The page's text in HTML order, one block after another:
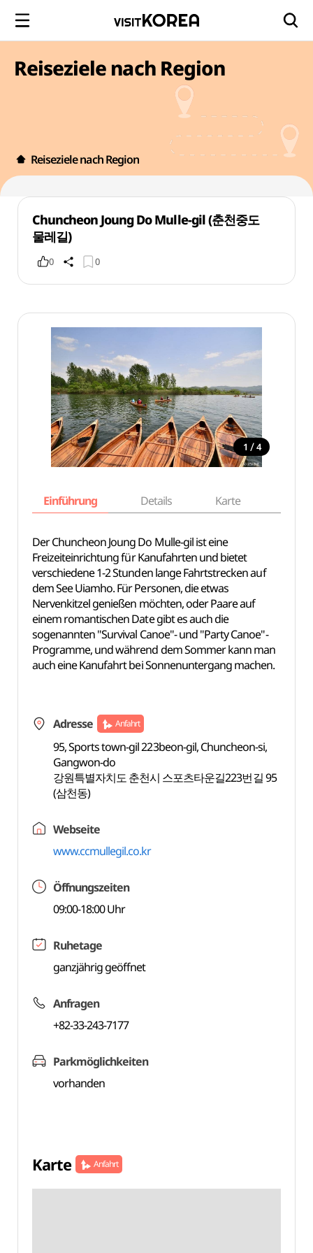
Reiseziele nach Region
Reiseziele nach Region
Chuncheon Joung Do Mulle-gil (춘천중도
물레길)
0 0
1 / 4
Einführung Details Karte
Der Chuncheon Joung Do Mulle-gil ist eine
Freizeiteinrichtung für Kanufahrten und bietet
verschiedene 1-2 Stunden lange Fahrtstrecken auf
dem See Uiamho. Für Personen, die etwas
Nervenkitzel genießen möchten, oder Paare auf
einem romantischen Date gibt es auch die
sogenannten "Survival Canoe"- und "Party Canoe"-
Programme, und während dem Sommer kann man
auch eine Kanufahrt bei Sonnenuntergang machen.
Adresse Anfahrt
95, Sports town-gil 223beon-gil, Chuncheon-si,
Gangwon-do
강원특별자치도 춘천시 스포츠타운길223번길 95
(삼천동)
Webseite
www.ccmullegil.co.kr
Öffnungszeiten
09:00-18:00 Uhr
Ruhetage
ganzjährig geöffnet
Anfragen
+82-33-243-7177
Parkmöglichkeiten
vorhanden
Karte Anfahrt